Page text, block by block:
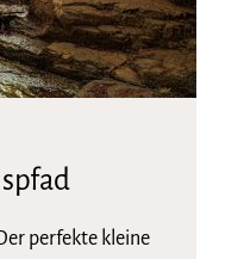
perfekte kleine